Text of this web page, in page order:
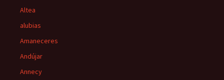
Altea
alubias
Amaneceres
Andújar
Annecy